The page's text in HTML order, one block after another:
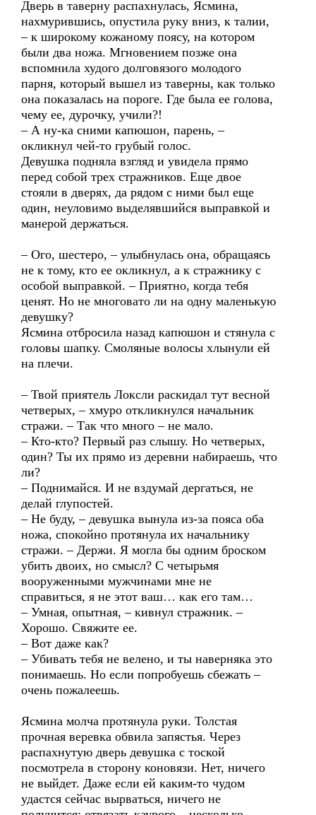
Дверь в таверну распахнулась, Ясмина,
нахмурившись, опустила руку вниз, к талии,
– к широкому кожаному поясу, на котором
были два ножа. Мгновением позже она
вспомнила худого долговязого молодого
парня, который вышел из таверны, как только
она показалась на пороге. Где была ее голова,
чему ее, дурочку, учили?!
– А ну-ка сними капюшон, парень, –
окликнул чей-то грубый голос.
Девушка подняла взгляд и увидела прямо
перед собой трех стражников. Еще двое
стояли в дверях, да рядом с ними был еще
один, неуловимо выделявшийся выправкой и
манерой держаться.
– Ого, шестеро, – улыбнулась она, обращаясь
не к тому, кто ее окликнул, а к стражнику с
особой выправкой. – Приятно, когда тебя
ценят. Но не многовато ли на одну маленькую
девушку?
Ясмина отбросила назад капюшон и стянула с
головы шапку. Смоляные волосы хлынули ей
на плечи.
– Твой приятель Локсли раскидал тут весной
четверых, – хмуро откликнулся начальник
стражи. – Так что много – не мало.
– Кто-кто? Первый раз слышу. Но четверых,
один? Ты их прямо из деревни набираешь, что
ли?
– Поднимайся. И не вздумай дергаться, не
делай глупостей.
– Не буду, – девушка вынула из-за пояса оба
ножа, спокойно протянула их начальнику
стражи. – Держи. Я могла бы одним броском
убить двоих, но смысл? С четырьмя
вооруженными мужчинами мне не
справиться, я не этот ваш… как его там…
– Умная, опытная, – кивнул стражник. –
Хорошо. Свяжите ее.
– Вот даже как?
– Убивать тебя не велено, и ты наверняка это
понимаешь. Но если попробуешь сбежать –
очень пожалеешь.
Ясмина молча протянула руки. Толстая
прочная веревка обвила запястья. Через
распахнутую дверь девушка с тоской
посмотрела в сторону коновязи. Нет, ничего
не выйдет. Даже если ей каким-то чудом
удастся сейчас вырваться, ничего не